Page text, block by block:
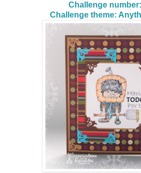
Challenge
Challenge theme: